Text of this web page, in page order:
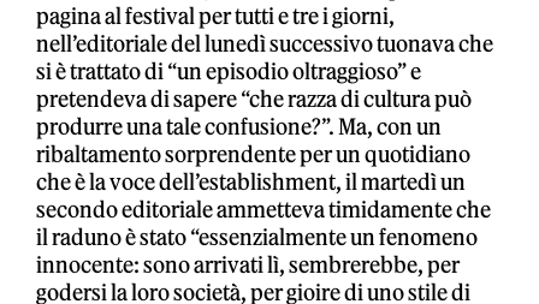
pagina al festival per tutti e tre i giorni,
nell’editoriale del lunedì successivo tuonava che
si è trattato di “un episodio oltraggioso” e
pretendeva di sapere “che razza di cultura può
produrre una tale confusione?”. Ma, con un
ribaltamento sorprendente per un quotidiano
che è la voce dell’establishment, il martedì un
secondo editoriale ammetteva timidamente che
il raduno è stato “essenzialmente un fenomeno
innocente: sono arrivati lì, sembrerebbe, per
godersi la loro società, per gioire di uno stile di